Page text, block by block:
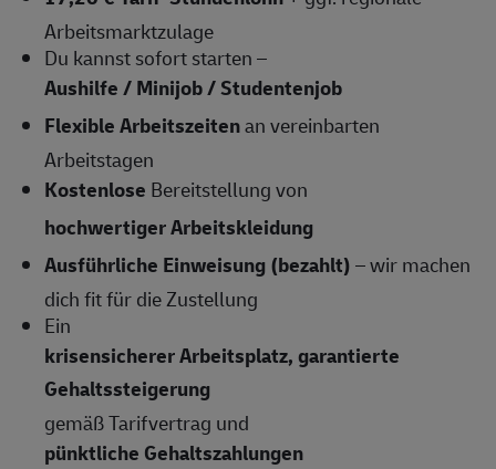
Arbeitsmarktzulage
Du kannst sofort starten –
Aushilfe / Minijob / Studentenjob
Flexible Arbeitszeitenan vereinbarten
Arbeitstagen
Kostenlose Bereitstellung von
hochwertiger Arbeitskleidung
Ausführliche Einweisung (bezahlt)– wir machen
dich fit für die Zustellung
Ein
krisensicherer Arbeitsplatz, garantierte
Gehaltssteigerung
gemäß Tarifvertrag und
pünktliche Gehaltszahlungen